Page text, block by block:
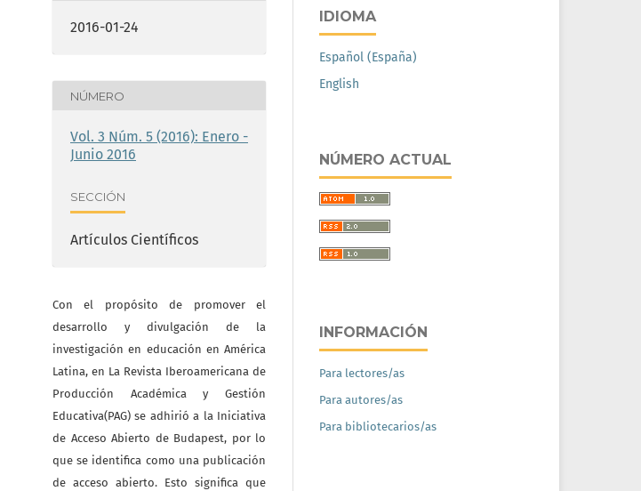
2016-01-24
NÚMERO
Vol. 3 Núm. 5 (2016): Enero -
Junio 2016
SECCIÓN
Artículos Científicos
Con el propósito de promover el
desarrollo y divulgación de la
investigación en educación en América
Latina, en La Revista Iberoamericana de
Producción Académica y Gestión
Educativa(PAG) se adhirió a la Iniciativa
de Acceso Abierto de Budapest, por lo
que se identifica como una publicación
de acceso abierto. Esto significa que
IDIOMA
Español (España)
English
NÚMERO ACTUAL
INFORMACIÓN
Para lectores/as
Para autores/as
Para bibliotecarios/as